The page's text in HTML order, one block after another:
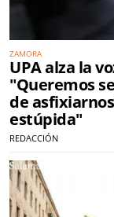
ZAMORA
UPA alza la
"Queremos
de
estúpida"
REDACCIÓN